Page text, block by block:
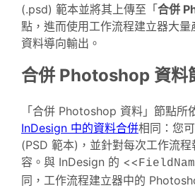
(.psd) 範本並將其上傳至「 合併
點，進而使用工作流程建立器大量
資料導向輸出。
合併 Photoshop 資料
「合併 Photoshop 資料」節點所
InDesign 中的資料合併相同：您
(PSD 範本)，並針對每次工作流
容。與 InDesign 的 <<
同，工作流程建立器中的